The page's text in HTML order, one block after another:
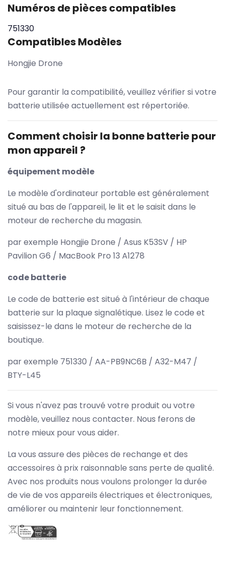
Numéros de pièces compatibles
751330
Compatibles Modèles
Hongjie Drone
Pour garantir la compatibilité, veuillez vérifier si votre
batterie utilisée actuellement est répertoriée.
Comment choisir la bonne batterie pour
mon appareil ?
équipement modèle
Le modèle d'ordinateur portable est généralement
situé au bas de l'appareil, le lit et le saisit dans le
moteur de recherche du magasin.
par exemple Hongjie Drone / Asus K53SV / HP
Pavilion G6 / MacBook Pro 13 A1278
code batterie
Le code de batterie est situé à l'intérieur de chaque
batterie sur la plaque signalétique. Lisez le code et
saisissez-le dans le moteur de recherche de la
boutique.
par exemple 751330 / AA-PB9NC6B / A32-M47 /
BTY-L45
Si vous n'avez pas trouvé votre produit ou votre
modèle, veuillez nous contacter. Nous ferons de
notre mieux pour vous aider.
La vous assure des pièces de rechange et des
accessoires à prix raisonnable sans perte de qualité.
Avec nos produits nous voulons prolonger la durée
de vie de vos appareils électriques et électroniques,
améliorer ou maintenir leur fonctionnement.